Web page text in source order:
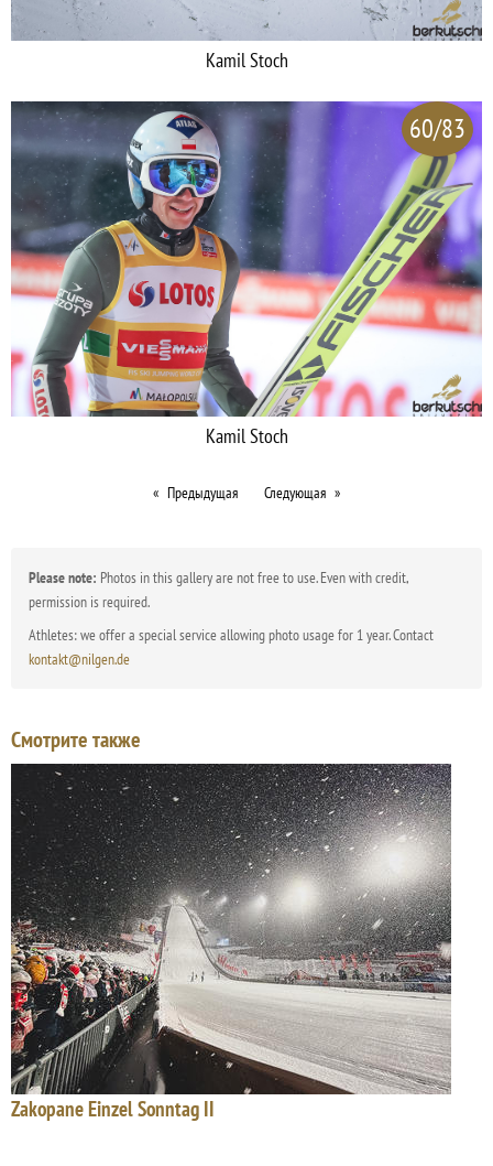
Kamil Stoch
60/83
Kamil Stoch
Предыдущая Следующая
Please note: Photos in this gallery are not free to use. Even with credit,
permission is required.
Athletes: we offer a special service allowing photo usage for 1 year. Contact
kontakt@nilgen.de
Смотрите также
Zakopane Einzel Sonntag II